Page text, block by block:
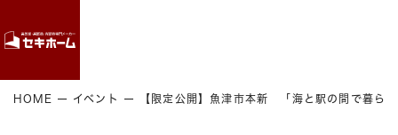
HOME イベント 【限定公開】魚津市本新 「海と駅の間で暮ら